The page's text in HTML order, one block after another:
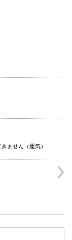
ません（運気）